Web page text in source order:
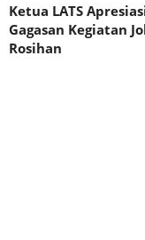
Ketua LATS
Gagasan Kegiatan
Rosihan